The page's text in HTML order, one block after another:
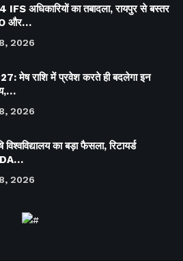
IFS अधिकारियों का तबादला, रायपुर से बस्तर
और…
2026
मेष राशि में प्रवेश करते ही बदलेगा इन
2026
विश्वविद्यालय का बड़ा फैसला, रिटायर्ड
DA…
2026